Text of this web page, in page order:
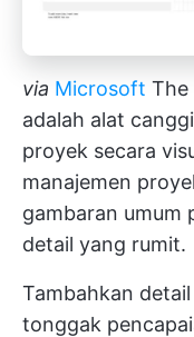
via Microsoft The
adalah alat
proyek secara
manajemen
gambaran umum
detail yang rumit.
Tambahkan
tonggak